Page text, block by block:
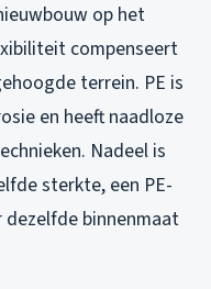
op het
compenseert
terrein. PE is
en heeft naadloze
Nadeel is
sterkte, een PE-
dezelfde binnenmaat